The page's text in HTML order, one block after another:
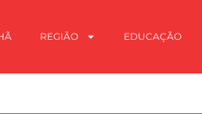
REGIÃO EDUCAÇÃO